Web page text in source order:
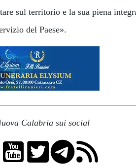
sul territorio e la sua piena
del Paese».
Calabria sui social